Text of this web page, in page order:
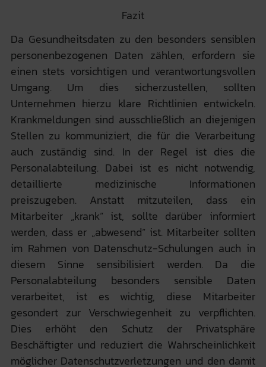
Fazit
Da Gesundheitsdaten zu den besonders sensiblen
personenbezogenen Daten zählen, erfordern sie
einen stets vorsichtigen und verantwortungsvollen
Umgang. Um dies sicherzustellen, sollten
Unternehmen hierzu klare Richtlinien entwickeln.
Krankmeldungen sind ausschließlich an diejenigen
Stellen zu kommuniziert, die für die Verarbeitung
auch zuständig sind. In der Regel ist dies die
Personalabteilung. Dabei ist es nicht notwendig,
detaillierte medizinische Informationen
preiszugeben. Anstatt mitzuteilen, dass ein
Mitarbeiter „krank“ ist, sollte darüber informiert
werden, dass er „abwesend“ ist. Mitarbeiter sollten
im Rahmen von Datenschutz-Schulungen auch in
diesem Sinne sensibilisiert werden. Da die
Personalabteilung besonders sensible Daten
verarbeitet, ist es wichtig, diese Mitarbeiter
gesondert zur Verschwiegenheit zu verpflichten.
Dies erhöht den Schutz der Privatsphäre
Beschäftigter und reduziert die Wahrscheinlichkeit
möglicher Datenschutzverletzungen und den damit